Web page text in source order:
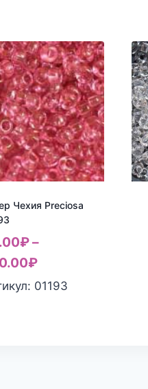
Чехия Preciosa
₽–
₽
01193